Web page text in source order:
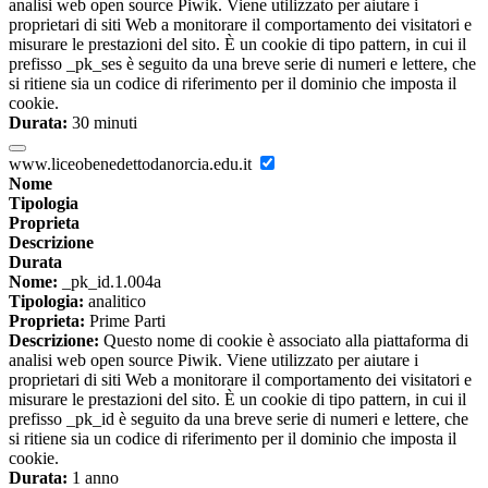
analisi web open source Piwik. Viene utilizzato per aiutare i
proprietari di siti Web a monitorare il comportamento dei visitatori e
misurare le prestazioni del sito. È un cookie di tipo pattern, in cui il
prefisso _pk_ses è seguito da una breve serie di numeri e lettere, che
si ritiene sia un codice di riferimento per il dominio che imposta il
cookie.
Durata: 30 minuti
www.liceobenedettodanorcia.edu.it
Nome
Tipologia
Proprieta
Descrizione
Durata
Nome: _pk_id.1.004a
Tipologia: analitico
Proprieta: Prime Parti
Descrizione: Questo nome di cookie è associato alla piattaforma di
analisi web open source Piwik. Viene utilizzato per aiutare i
proprietari di siti Web a monitorare il comportamento dei visitatori e
misurare le prestazioni del sito. È un cookie di tipo pattern, in cui il
prefisso _pk_id è seguito da una breve serie di numeri e lettere, che
si ritiene sia un codice di riferimento per il dominio che imposta il
cookie.
Durata: 1 anno